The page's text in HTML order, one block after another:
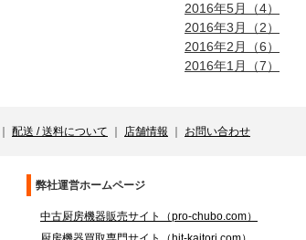
2016年5月（4）
2016年3月（2）
2016年2月（6）
2016年1月（7）
配送 / 送料について 店舗情報 お問い合わせ
弊社運営ホームページ
中古厨房機器販売サイト（pro-chubo.com）